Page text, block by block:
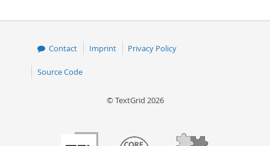
Contact Imprint Privacy Policy
Source Code
© TextGrid 2026